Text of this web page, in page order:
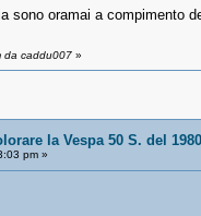
sono oramai a compimento
da caddu007 »
la Vespa 50 S. del
pm »